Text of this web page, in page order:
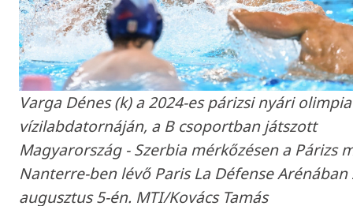
Varga Dénes (k) a 2024-es párizsi nyári
vízilabdatornáján, a B csoportban játszott
Magyarország - Szerbia mérkőzésen a Párizs
Nanterre-ben lévő Paris La Défense Arénában
augusztus 5-én. MTI/Kovács Tamás